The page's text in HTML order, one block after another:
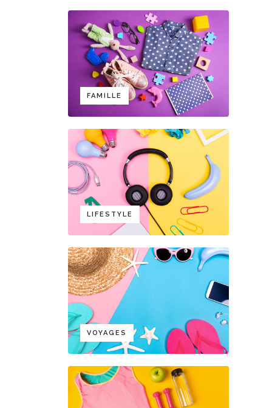
FAMILLE
LIFESTYLE
VOYAGES